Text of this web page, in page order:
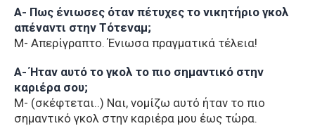
Α- Πως ένιωσες όταν πέτυχες το νικητήριο γκολ
απέναντι στην Τότεναμ;
Μ- Απερίγραπτο. Ένιωσα πραγματικά τέλεια!
Α- Ήταν αυτό το γκολ το πιο σημαντικό στην
καριέρα σου;
Μ- (σκέφτεται..) Ναι, νομίζω αυτό ήταν το πιο
σημαντικό γκολ στην καριέρα μου έως τώρα.